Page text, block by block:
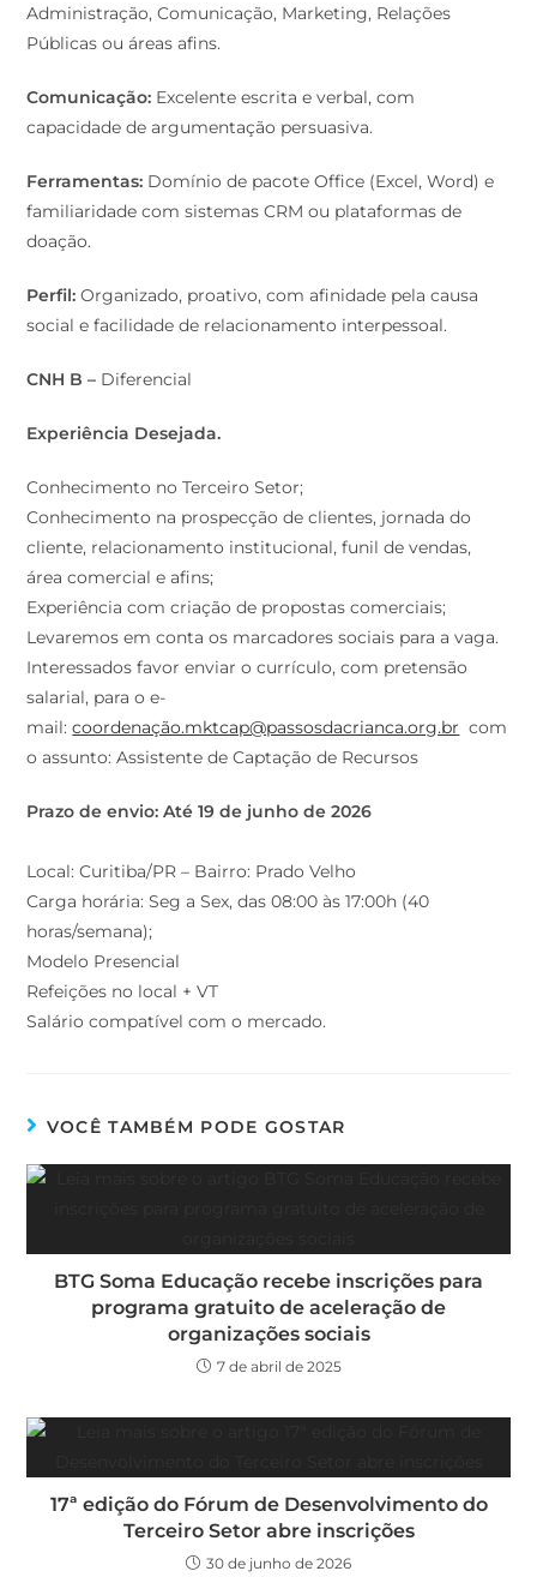
Administração, Comunicação, Marketing, Relações
Públicas ou áreas afins.
Comunicação: Excelente escrita e verbal, com
capacidade de argumentação persuasiva.
Ferramentas: Domínio de pacote Office (Excel, Word) e
familiaridade com sistemas CRM ou plataformas de
doação.
Perfil: Organizado, proativo, com afinidade pela causa
social e facilidade de relacionamento interpessoal.
CNH B – Diferencial
Experiência Desejada.
Conhecimento no Terceiro Setor;
Conhecimento na prospecção de clientes, jornada do
cliente, relacionamento institucional, funil de vendas,
área comercial e afins;
Experiência com criação de propostas comerciais;
Levaremos em conta os marcadores sociais para a vaga.
Interessados favor enviar o currículo, com pretensão
salarial, para o e-
mail:coordenação.mktcap@passosdacrianca.org.br com
o assunto: Assistente de Captação de Recursos
Prazo de envio: Até 19 de junho de 2026
Local: Curitiba/PR – Bairro: Prado Velho
Carga horária: Seg a Sex, das 08:00 às 17:00h (40
horas/semana);
Modelo Presencial
Refeições no local + VT
Salário compatível com o mercado.
VOCÊ TAMBÉM PODE GOSTAR
BTG Soma Educação recebe inscrições para
programa gratuito de aceleração de
organizações sociais
7 de abril de 2025
17ª edição do Fórum de Desenvolvimento do
Terceiro Setor abre inscrições
30 de junho de 2026